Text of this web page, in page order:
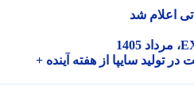
شد
سایپا از هفته آینده +